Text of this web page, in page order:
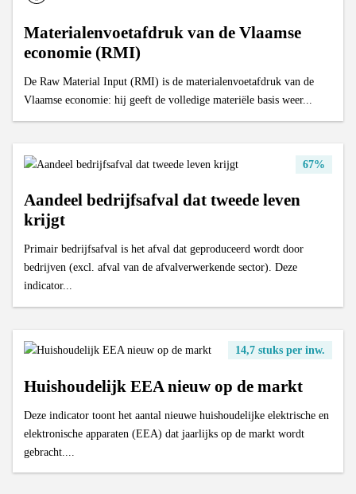
Materialenvoetafdruk van de Vlaamse
economie (RMI)
De Raw Material Input (RMI) is de materialenvoetafdruk van de
Vlaamse economie: hij geeft de volledige materiële basis weer...
67%
Aandeel bedrijfsafval dat tweede leven
krijgt
Primair bedrijfsafval is het afval dat geproduceerd wordt door
bedrijven (excl. afval van de afvalverwerkende sector). Deze
indicator...
14,7 stuks per inw.
Huishoudelijk EEA nieuw op de markt
Deze indicator toont het aantal nieuwe huishoudelijke elektrische en
elektronische apparaten (EEA) dat jaarlijks op de markt wordt
gebracht....